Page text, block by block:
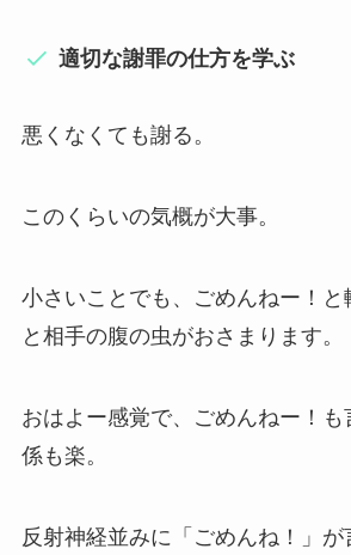
適切な謝罪の仕方を学ぶ
悪くなくても謝る。
このくらいの気概が大事。
小さいことでも、ごめんねー！と
と相手の腹の虫がおさまります。
おはよー感覚で、ごめんねー！も
係も楽。
反射神経並みに「ごめんね！」が